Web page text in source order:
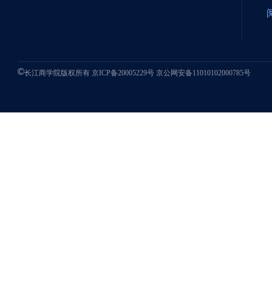
长江商学院版权所有京ICP备20005229号 京公网安备11010102000785号